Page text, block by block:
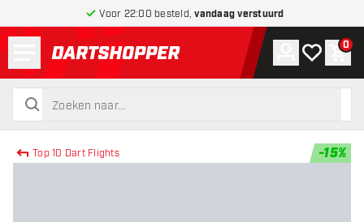
Voor 22:00 besteld,vandaag verstuurd
terug naar home pagina
zoeken
zoeken
Account
Mijn 0
Top 10 Dart Flights -15%